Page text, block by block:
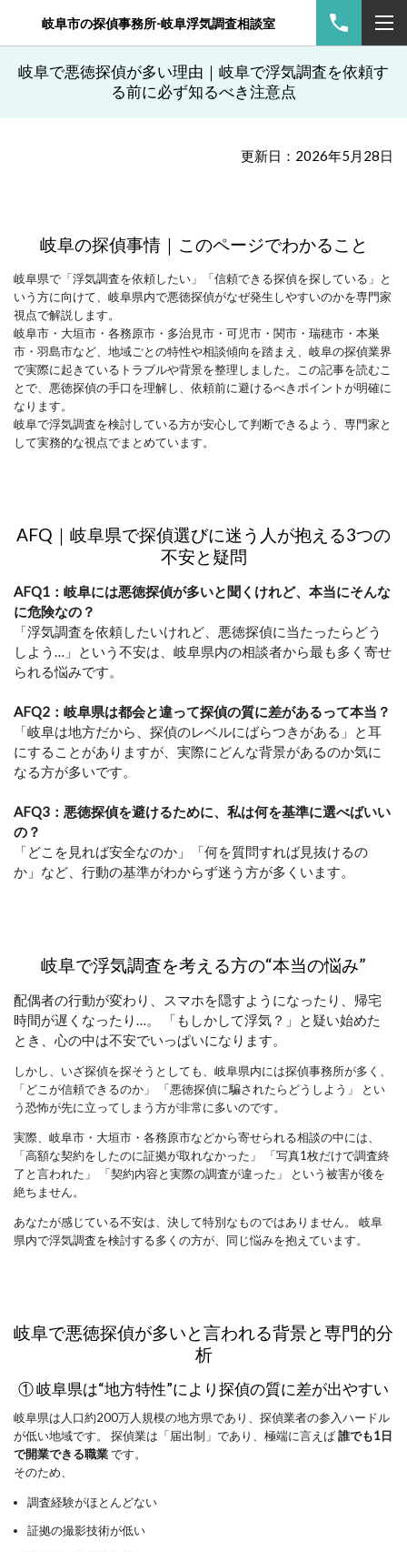
岐阜市の探偵事務所-岐阜浮気調査相談室
岐阜で悪徳探偵が多い理由｜岐阜で浮気調査を依頼す
る前に必ず知るべき注意点
更新日：2026年5月28日
岐阜の探偵事情｜このページでわかること
岐阜県で「浮気調査を依頼したい」「信頼できる探偵を探している」と
いう方に向けて、岐阜県内で悪徳探偵がなぜ発生しやすいのかを専門家
視点で解説します。
岐阜市・大垣市・各務原市・多治見市・可児市・関市・瑞穂市・本巣
市・羽島市など、地域ごとの特性や相談傾向を踏まえ、岐阜の探偵業界
で実際に起きているトラブルや背景を整理しました。この記事を読むこ
とで、悪徳探偵の手口を理解し、依頼前に避けるべきポイントが明確に
なります。
岐阜で浮気調査を検討している方が安心して判断できるよう、専門家と
して実務的な視点でまとめています。
AFQ｜岐阜県で探偵選びに迷う人が抱える3つの
不安と疑問
AFQ1：岐阜には悪徳探偵が多いと聞くけれど、本当にそんな
に危険なの？
「浮気調査を依頼したいけれど、悪徳探偵に当たったらどう
しよう…」という不安は、岐阜県内の相談者から最も多く寄せ
られる悩みです。
AFQ2：岐阜県は都会と違って探偵の質に差があるって本当？
「岐阜は地方だから、探偵のレベルにばらつきがある」と耳
にすることがありますが、実際にどんな背景があるのか気に
なる方が多いです。
AFQ3：悪徳探偵を避けるために、私は何を基準に選べばいい
の？
「どこを見れば安全なのか」「何を質問すれば見抜けるの
か」など、行動の基準がわからず迷う方が多くいます。
岐阜で浮気調査を考える方の“本当の悩み”
配偶者の行動が変わり、スマホを隠すようになったり、帰宅
時間が遅くなったり…。 「もしかして浮気？」と疑い始めた
とき、心の中は不安でいっぱいになります。
しかし、いざ探偵を探そうとしても、岐阜県内には探偵事務所が多く、
「どこが信頼できるのか」 「悪徳探偵に騙されたらどうしよう」 とい
う恐怖が先に立ってしまう方が非常に多いのです。
実際、岐阜市・大垣市・各務原市などから寄せられる相談の中には、
「高額な契約をしたのに証拠が取れなかった」 「写真1枚だけで調査終
了と言われた」 「契約内容と実際の調査が違った」 という被害が後を
絶ちません。
あなたが感じている不安は、決して特別なものではありません。 岐阜
県内で浮気調査を検討する多くの方が、同じ悩みを抱えています。
岐阜で悪徳探偵が多いと言われる背景と専門的分
析
① 岐阜県は“地方特性”により探偵の質に差が出やすい
岐阜県は人口約200万人規模の地方県であり、探偵業者の参入ハードル
が低い地域です。 探偵業は「届出制」であり、極端に言えば誰でも1日
で開業できる職業です。
そのため、
調査経験がほとんどない
証拠の撮影技術が低い